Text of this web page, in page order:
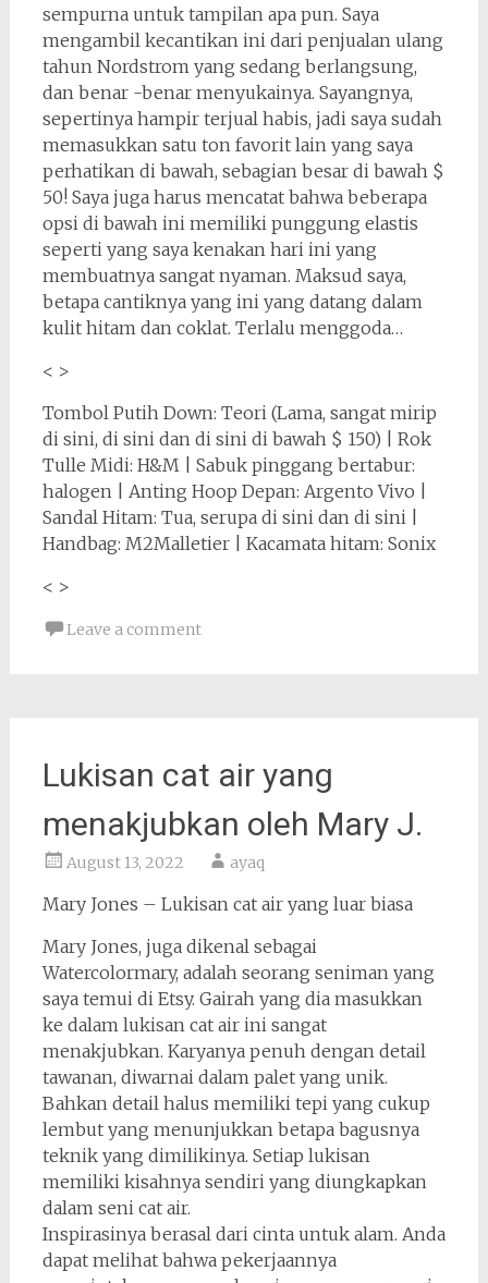
sempurna untuk tampilan apa pun. Saya
mengambil kecantikan ini dari penjualan ulang
tahun Nordstrom yang sedang berlangsung,
dan benar -benar menyukainya. Sayangnya,
sepertinya hampir terjual habis, jadi saya sudah
memasukkan satu ton favorit lain yang saya
perhatikan di bawah, sebagian besar di bawah $
50! Saya juga harus mencatat bahwa beberapa
opsi di bawah ini memiliki punggung elastis
seperti yang saya kenakan hari ini yang
membuatnya sangat nyaman. Maksud saya,
betapa cantiknya yang ini yang datang dalam
kulit hitam dan coklat. Terlalu menggoda…
< >
Tombol Putih Down: Teori (Lama, sangat mirip
di sini, di sini dan di sini di bawah $ 150) | Rok
Tulle Midi: H&M | Sabuk pinggang bertabur:
halogen | Anting Hoop Depan: Argento Vivo |
Sandal Hitam: Tua, serupa di sini dan di sini |
Handbag: M2Malletier | Kacamata hitam: Sonix
< >
Leave a comment
Lukisan cat air yang
menakjubkan oleh Mary J.
August 13, 2022 ayaq
Mary Jones – Lukisan cat air yang luar biasa
Mary Jones, juga dikenal sebagai
Watercolormary, adalah seorang seniman yang
saya temui di Etsy. Gairah yang dia masukkan
ke dalam lukisan cat air ini sangat
menakjubkan. Karyanya penuh dengan detail
tawanan, diwarnai dalam palet yang unik.
Bahkan detail halus memiliki tepi yang cukup
lembut yang menunjukkan betapa bagusnya
teknik yang dimilikinya. Setiap lukisan
memiliki kisahnya sendiri yang diungkapkan
dalam seni cat air.
Inspirasinya berasal dari cinta untuk alam. Anda
dapat melihat bahwa pekerjaannya